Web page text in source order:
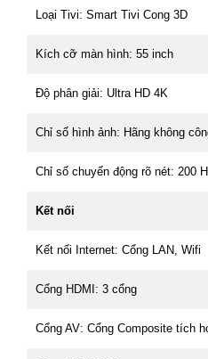
Loại Tivi: Smart Tivi Cong 3D
Kích cỡ màn hình: 55 inch
Độ phân giải: Ultra HD 4K
Chỉ số hình ảnh: Hãng không
Chỉ số chuyển động rõ nét: 200
Kết nối
Kết nối Internet: Cổng LAN, Wifi
Cổng HDMI: 3 cổng
Cổng AV: Cổng Composite tích